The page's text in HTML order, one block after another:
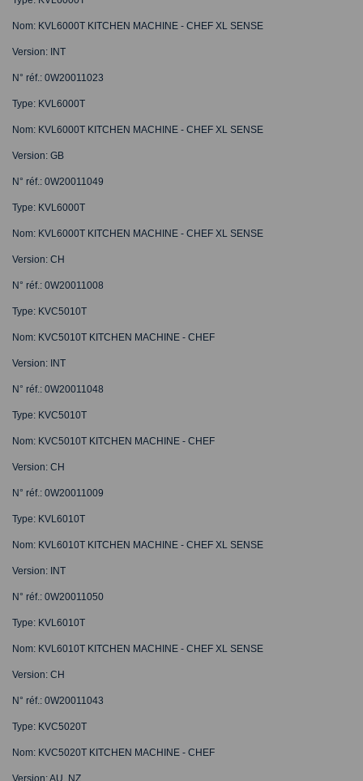
Nom: KVL6000T KITCHEN MACHINE - CHEF XL SENSE
Version: INT
N° réf.: 0W20011023
Type: KVL6000T
Nom: KVL6000T KITCHEN MACHINE - CHEF XL SENSE
Version: GB
N° réf.: 0W20011049
Type: KVL6000T
Nom: KVL6000T KITCHEN MACHINE - CHEF XL SENSE
Version: CH
N° réf.: 0W20011008
Type: KVC5010T
Nom: KVC5010T KITCHEN MACHINE - CHEF
Version: INT
N° réf.: 0W20011048
Type: KVC5010T
Nom: KVC5010T KITCHEN MACHINE - CHEF
Version: CH
N° réf.: 0W20011009
Type: KVL6010T
Nom: KVL6010T KITCHEN MACHINE - CHEF XL SENSE
Version: INT
N° réf.: 0W20011050
Type: KVL6010T
Nom: KVL6010T KITCHEN MACHINE - CHEF XL SENSE
Version: CH
N° réf.: 0W20011043
Type: KVC5020T
Nom: KVC5020T KITCHEN MACHINE - CHEF
Version: AU, NZ